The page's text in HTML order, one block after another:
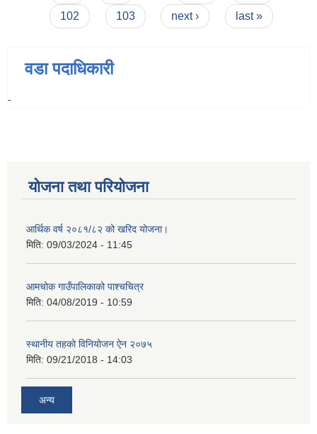
102
103 next › last »
वडा पदाधिकारी
-
योजना तथा परियोजना
आर्थिक वर्ष २०८१/८२ को खरिद योजना।
मिति: 09/03/2024 - 11:45
आमचोक गाउँपालिकाको पाश्चचित्र
मिति: 04/08/2019 - 10:59
स्थानीय तहको विनियोजन ऐन २०७५
मिति: 09/21/2018 - 14:03
अन्य